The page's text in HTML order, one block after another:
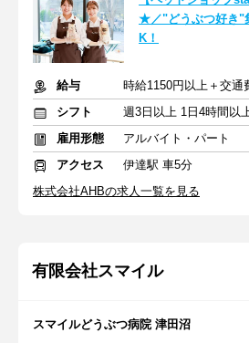
★／"どうぶつ好き"
K！
給与
時給1150円以上＋交通
シフト
雇用形態
アルバイト・パート
アクセス
伊達駅 車5分
株式会社AHBの求人一覧を見る
有限会社スマイル
スマイルどうぶつ病院 津田沼